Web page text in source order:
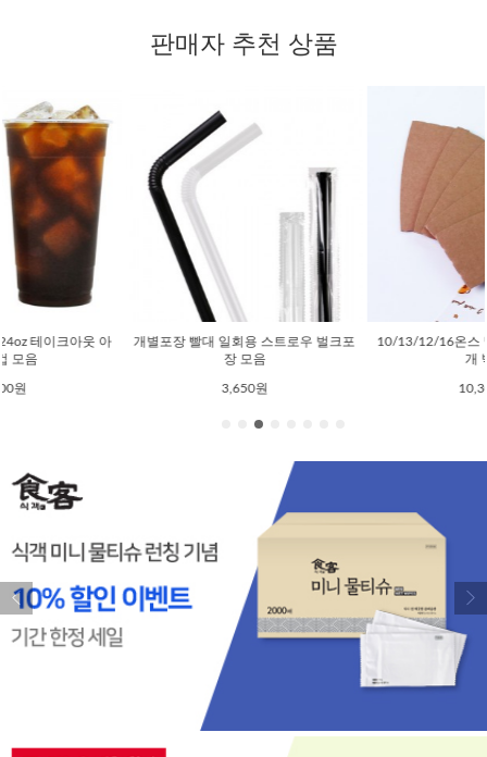
판매자 추천 상품
아
개별포장 빨대 일회용 스트로우 벌크포
10/13/12/16온스 멀티무지홀더